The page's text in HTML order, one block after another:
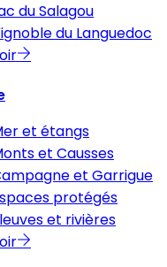
du Salagou
du Languedoc
et étangs
et Causses
et Garrigue
protégés
et rivières